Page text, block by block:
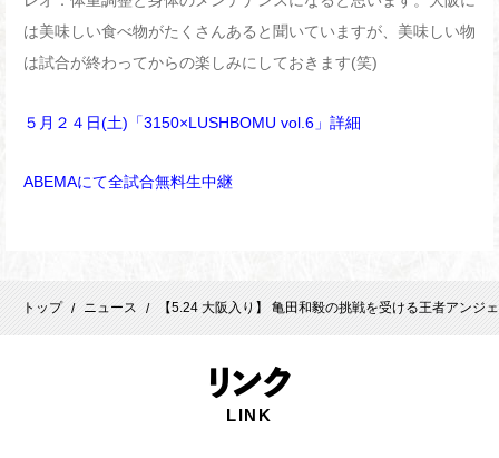
は美味しい食べ物がたくさんあると聞いていますが、美味しい物
は試合が終わってからの楽しみにしておきます(笑)
５月２４日(土) 「3150×LUSHBOMU vol.6 」 詳細
ABEMAにて全試合無料生中継
トップ / ニュース / 【5.24 大阪入り】 亀田和毅の挑戦を受ける王者アンジ
リンク
LINK